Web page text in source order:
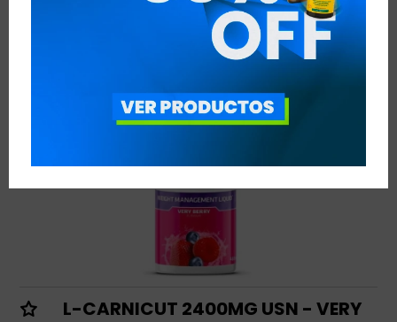
L-CARNICUT 2400MG USN - VERY